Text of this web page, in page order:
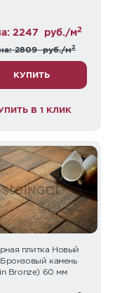
2247 руб./м2
2809руб./м2
КУПИТЬ
В 1 КЛИК
плитка Новый
камень
Bronze) 60 мм